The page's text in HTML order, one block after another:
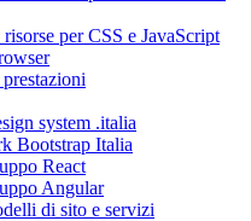
per CSS e JavaScript
system .italia
Bootstrap Italia
React
Angular
di sito e servizi